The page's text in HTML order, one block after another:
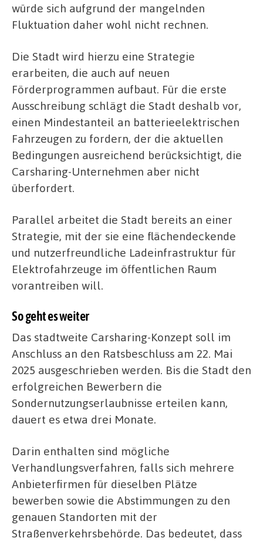
würde sich aufgrund der mangelnden
Fluktuation daher wohl nicht rechnen.
Die Stadt wird hierzu eine Strategie
erarbeiten, die auch auf neuen
Förderprogrammen aufbaut. Für die erste
Ausschreibung schlägt die Stadt deshalb vor,
einen Mindestanteil an batterieelektrischen
Fahrzeugen zu fordern, der die aktuellen
Bedingungen ausreichend berücksichtigt, die
Carsharing-Unternehmen aber nicht
überfordert.
Parallel arbeitet die Stadt bereits an einer
Strategie, mit der sie eine flächendeckende
und nutzerfreundliche Ladeinfrastruktur für
Elektrofahrzeuge im öffentlichen Raum
vorantreiben will.
So geht es weiter
Das stadtweite Carsharing-Konzept soll im
Anschluss an den Ratsbeschluss am 22. Mai
2025 ausgeschrieben werden. Bis die Stadt den
erfolgreichen Bewerbern die
Sondernutzungserlaubnisse erteilen kann,
dauert es etwa drei Monate.
Darin enthalten sind mögliche
Verhandlungsverfahren, falls sich mehrere
Anbieterfirmen für dieselben Plätze
bewerben sowie die Abstimmungen zu den
genauen Standorten mit der
Straßenverkehrsbehörde. Das bedeutet, dass